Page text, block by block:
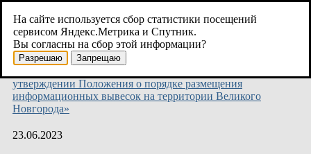
03.07.2023
Свод предложений и замечаний по действующему
правовому акту - постановлению Администрации
утверждении Положения о порядке размещения
информационных вывесок на территории Великого
Новгорода»
23.06.2023
На сайте используется сбор статистики посещений
сервисом Яндекс.Метрика и Спутник.
Вы согласны на сбор этой информации?
Разрешаю Запрещаю